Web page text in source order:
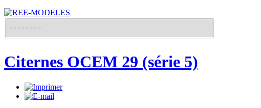
Citernes OCEM 29 (série 5)